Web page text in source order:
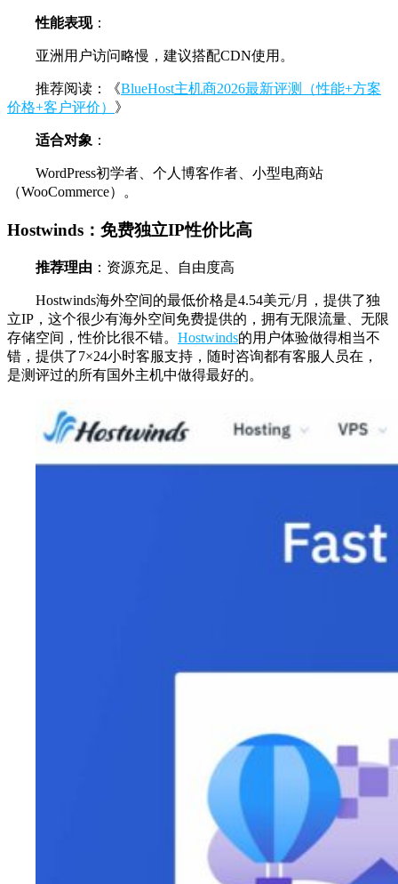
性能表现：
亚洲用户访问略慢，建议搭配CDN使用。
推荐阅读：《BlueHost主机商2026最新评测（性能+方案
价格+客户评价） 》
适合对象 ：
WordPress初学者、个人博客作者、小型电商站
（WooCommerce）。
Hostwinds：免费独立IP性价比高
推荐理由 ：资源充足、自由度高
Hostwinds海外空间的最低价格是4.54美元/月，提供了独
立IP，这个很少有海外空间免费提供的，拥有无限流量、无限
存储空间，性价比很不错。 Hostwinds的用户体验做得相当不
错，提供了7×24小时客服支持，随时咨询都有客服人员在，
是测评过的所有国外主机中做得最好的。